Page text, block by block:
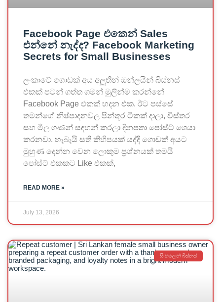
Facebook Page එකෙන් Sales
එන්නේ නැද්ද? Facebook Marketing
Secrets for Small Businesses
ලංකාවේ ගොඩක් අය අලුතින් ඔන්ලයින් බිස්නස්
එකක් පටන් ගත්ත ගමන් මුලින්ම කරන්නේ
Facebook Page එකක් හදන එක. ඊට පස්සේ
තමන්ගේ නිෂ්පාදනවල පින්තූර ටිකක් දාලා, විස්තර
සහ මිල ගණන් සඳහන් කරලා දිනපතා පෝස්ට් ශෙයා
කරනවා. හැබැයි සති කිහිපයක් යද්දී ගොඩක් අයට
මුහුණ දෙන්න වෙන ලොකුම ප්‍රශ්නයක් තමයි
පෝස්ට් එකකට Like එකක්,
READ MORE »
July 13, 2026
සිංහලෙන් බිස්නස්